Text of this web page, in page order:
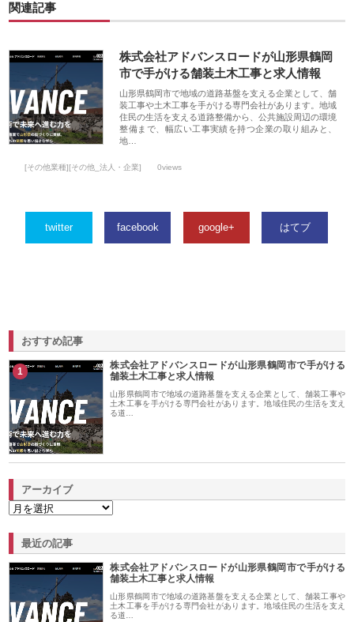
関連記事
株式会社アドバンスロードが山形県鶴岡
市で手がける舗装土木工事と求人情報
山形県鶴岡市で地域の道路基盤を支える企業として、舗
装工事や土木工事を手がける専門会社があります。地域
住民の生活を支える道路整備から、公共施設周辺の環境
整備まで、幅広い工事実績を持つ企業の取り組みと、
地…
[その他業種][その他_法人・企業] 0views
twitter facebook google+ はてブ
おすすめ記事
1
株式会社アドバンスロードが山形県鶴岡市で手がける
舗装土木工事と求人情報
山形県鶴岡市で地域の道路基盤を支える企業として、舗装工事や
土木工事を手がける専門会社があります。地域住民の生活を支え
る道…
アーカイブ
最近の記事
株式会社アドバンスロードが山形県鶴岡市で手がける
舗装土木工事と求人情報
山形県鶴岡市で地域の道路基盤を支える企業として、舗装工事や
土木工事を手がける専門会社があります。地域住民の生活を支え
る道…